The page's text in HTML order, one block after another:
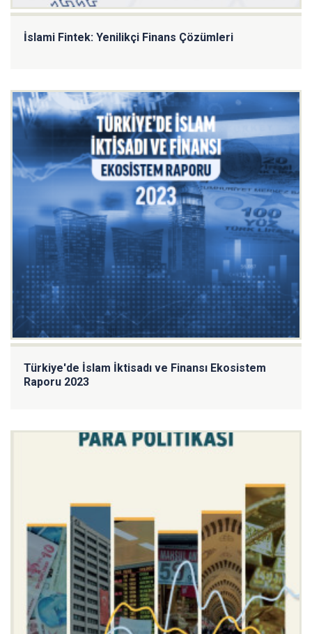
İslami Fintek: Yenilikçi Finans Çözümleri
Türkiye'de İslam İktisadı ve Finansı Ekosistem
Raporu 2023